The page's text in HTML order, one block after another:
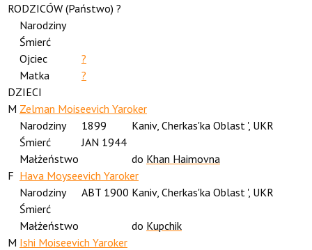
RODZICÓW (Państwo) ?
Narodziny
Śmierć
Ojciec
?
Matka
?
DZIECI
M Zelman Moiseevich Yaroker
Narodziny
1899
Kaniv, Cherkas'ka Oblast ', UKR
Śmierć
JAN 1944
Małżeństwo
do Khan Haimovna
F Hava Moyseevich Yaroker
Narodziny
ABT 1900 Kaniv, Cherkas'ka Oblast ', UKR
Śmierć
Małżeństwo
do Kupchik
M Ishi Moiseevich Yaroker